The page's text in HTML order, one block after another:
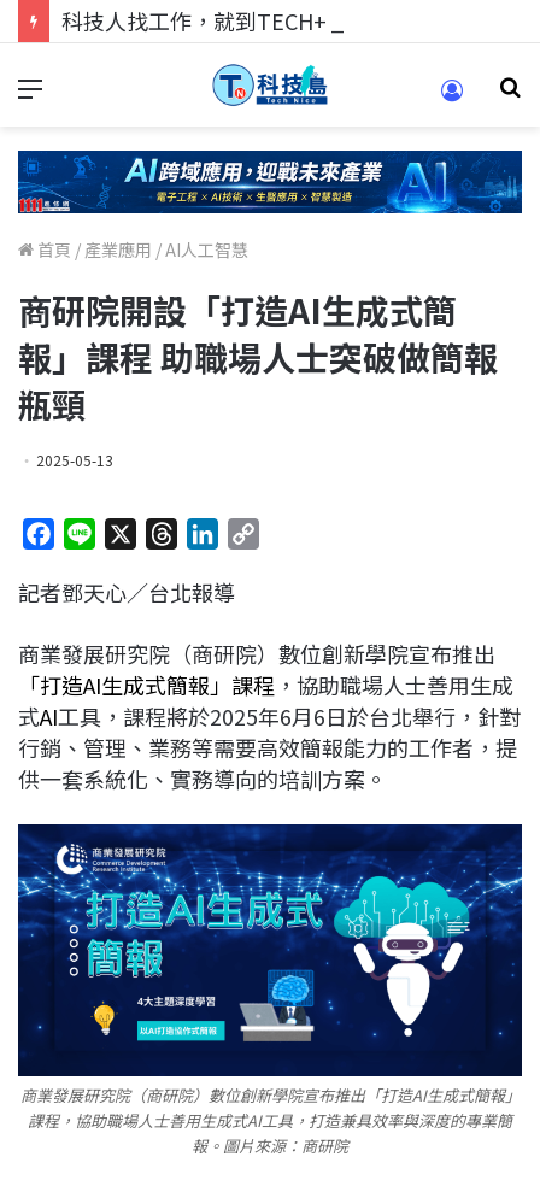
科技人找工作，就到TECH+ 科技專區!
首頁 / 產業應用 /AI人工智慧
商研院開設「打造AI生成式簡
報」課程 助職場人士突破做簡報
瓶頸
2025-05-13
c
b
o
o
k
n
r
a
d
s
n
e
I
n
L
i
n
k
記者鄧天心／台北報導
商業發展研究院（商研院）數位創新學院宣布推出
「打造AI生成式簡報」課程 ，協助職場人士善用生成
式AI工具，課程將於2025年6月6日於台北舉行，針對
行銷、管理、業務等需要高效簡報能力的工作者，提
供一套系統化、實務導向的培訓方案。
商業發展研究院（商研院）數位創新學院宣布推出「打造AI生成式簡報」
課程，協助職場人士善用生成式AI工具，打造兼具效率與深度的專業簡
報。圖片來源：商研院